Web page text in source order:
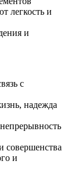
легкость и
и
с
надежда
совершенства
и